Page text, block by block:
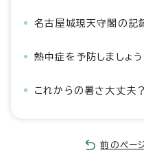
名古屋城現天守閣の記
熱中症を予防しましょう
これからの暑さ大丈夫
前のペー